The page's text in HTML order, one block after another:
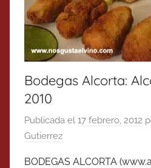
Bodegas Alcorta:
2010
Publicada el 17 febrero, 2012
Gutierrez
BODEGAS ALCORTA